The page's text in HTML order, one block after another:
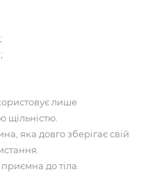
лише
щільністю.
яка довго зберігає свій
до тіла.